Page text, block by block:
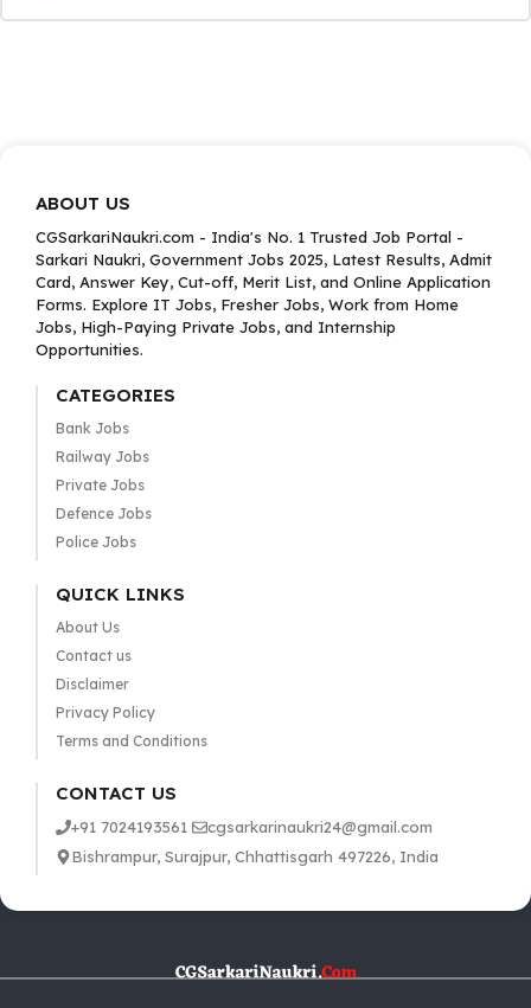
ABOUT US
CGSarkariNaukri.com - India's No. 1 Trusted Job Portal -
Sarkari Naukri, Government Jobs 2025, Latest Results, Admit
Card, Answer Key, Cut-off, Merit List, and Online Application
Forms. Explore IT Jobs, Fresher Jobs, Work from Home
Jobs, High-Paying Private Jobs, and Internship
Opportunities.
CATEGORIES
Bank Jobs
Railway Jobs
Private Jobs
Defence Jobs
Police Jobs
QUICK LINKS
About Us
Contact us
Disclaimer
Privacy Policy
Terms and Conditions
CONTACT US
+91 7024193561
cgsarkarinaukri24@gmail.com
Bishrampur, Surajpur, Chhattisgarh 497226, India